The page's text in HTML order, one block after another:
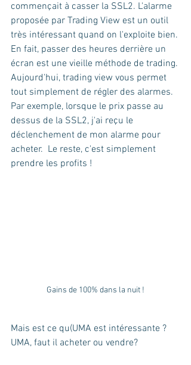
commençait à casser la SSL2. L'alarme
proposée par Trading View est un outil
très intéressant quand on l'exploite bien.
En fait, passer des heures derrière un
écran est une vieille méthode de trading.
Aujourd'hui, trading view vous permet
tout simplement de régler des alarmes.
Par exemple, lorsque le prix passe au
dessus de la SSL2, j'ai reçu le
déclenchement de mon alarme pour
acheter.  Le reste, c'est simplement
prendre les profits !
Gains de 100% dans la nuit !
Mais est ce qu(UMA est intéressante ?
UMA, faut il acheter ou vendre?